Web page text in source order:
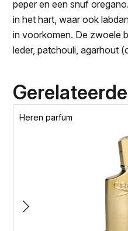
peper en een snuf
in het hart, waar ook
in voorkomen. De zwoele
leder, patchouli, agarhout
Heren parfum